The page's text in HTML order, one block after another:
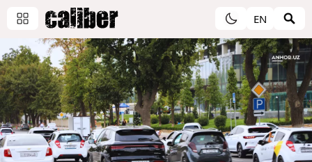
EN